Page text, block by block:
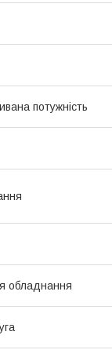
потужність
обладнання